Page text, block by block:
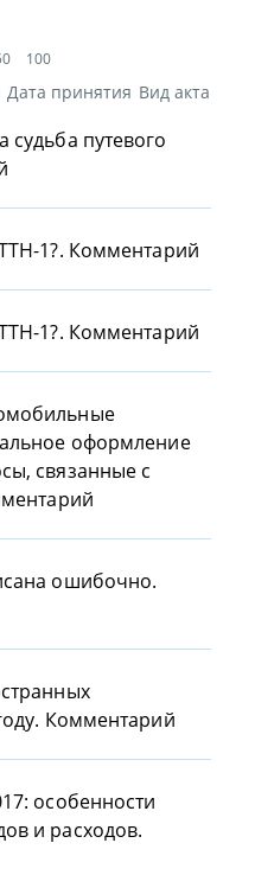
100
Дата принятия Вид акта
путевого
1?. Комментарий
1?. Комментарий
оформление
связанные с
ошибочно.
Комментарий
особенности
и расходов.